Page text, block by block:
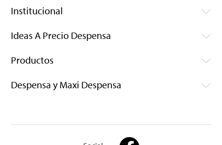
Institucional
Ideas A Precio Despensa
Productos
Despensa y Maxi Despensa